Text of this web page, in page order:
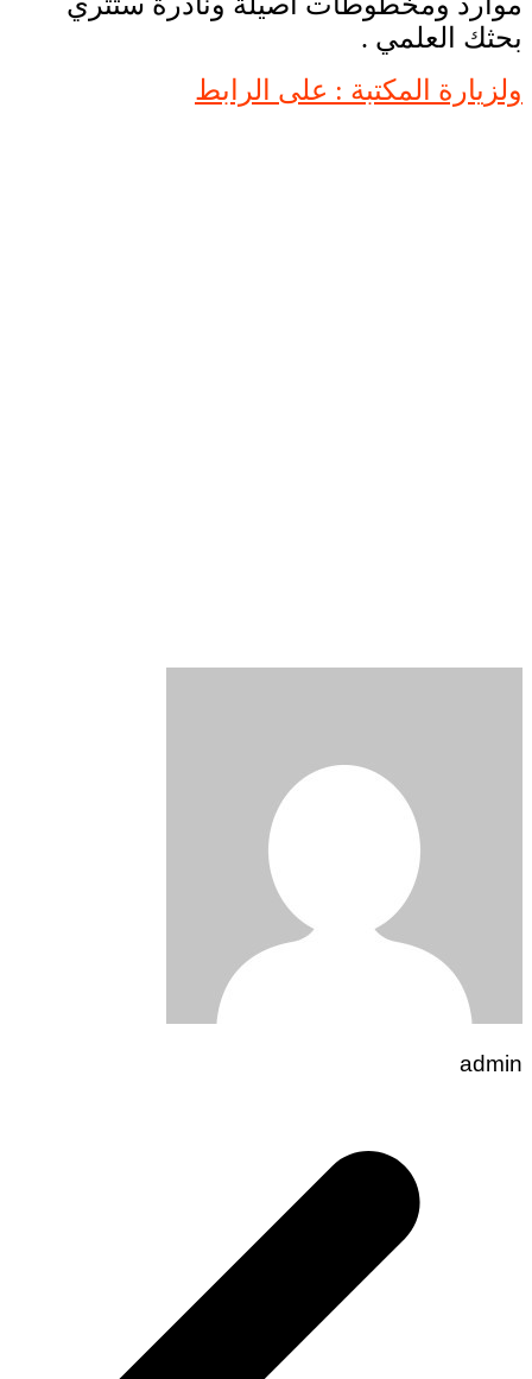
بحثك العلمي .
ولزيارة المكتبة : على الرابط
admin